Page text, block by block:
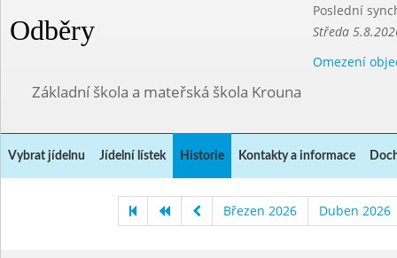
Odběry
Poslední
Středa
Omezení
Základní škola a mateřská škola Krouna
Vybrat jídelnu Jídelní lístek Historie Kontakty a informace
Březen 2026 Duben 2026